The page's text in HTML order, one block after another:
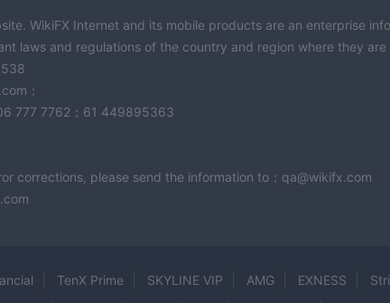
WikiFX Internet and its mobile products are an enterprise
laws and regulations of the country and region where they are
；
777 7762；61 449895363
corrections, please send the information to：qa@wikifx.com
TenX Prime SKYLINE VIP AMG EXNESS